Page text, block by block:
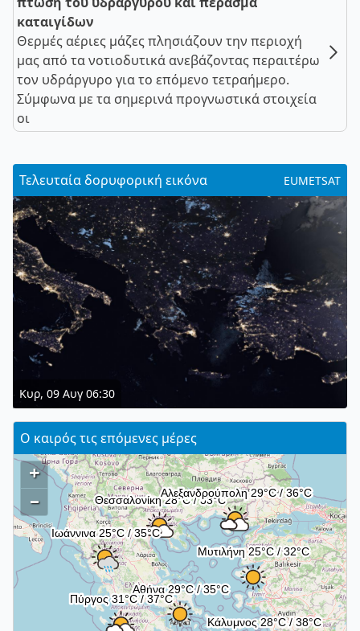
καταιγίδων
Θερμές αέριες μάζες πλησιάζουν την περιοχή
μας από τα νοτιοδυτικά ανεβάζοντας περαιτέρω
τον υδράργυρο για το επόμενο τετραήμερο.
Σύμφωνα με τα σημερινά προγνωστικά στοιχεία
οι
Τελευταία δορυφορική εικόνα EUMETSAT
Κυρ, 09 Αυγ 06:30
Ο καιρός τις επόμενες μέρες
+
–